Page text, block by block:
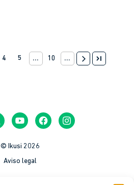
4 5 ... 10 ... arrow_forward_ios last_page
© Ikusi 2026
Aviso legal